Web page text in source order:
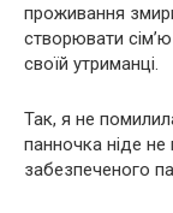
проживання
створювати
своїй утриманці.
Так, я не
панночка ніде
забезпеченого